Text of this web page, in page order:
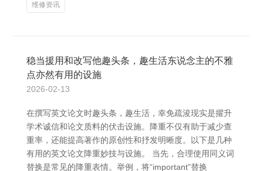
维修资讯
稳当援用和改写他趣头条，趣生活东说念主的不雅
点亦然有用的设施
2026-02-13
在撰写英文论文时趣头条，趣生活，幸免疏浚现实是擢升
学术诚信和论文质料的伏击设施。降重不仅有助于减少查
重率，还能提高著作的原创性和抒发明晰度。以下是几种
有用的英文论文降重妙技与设施。 当先，合理使用同义词
替换是常见的降重表情。举例，将“important”替换